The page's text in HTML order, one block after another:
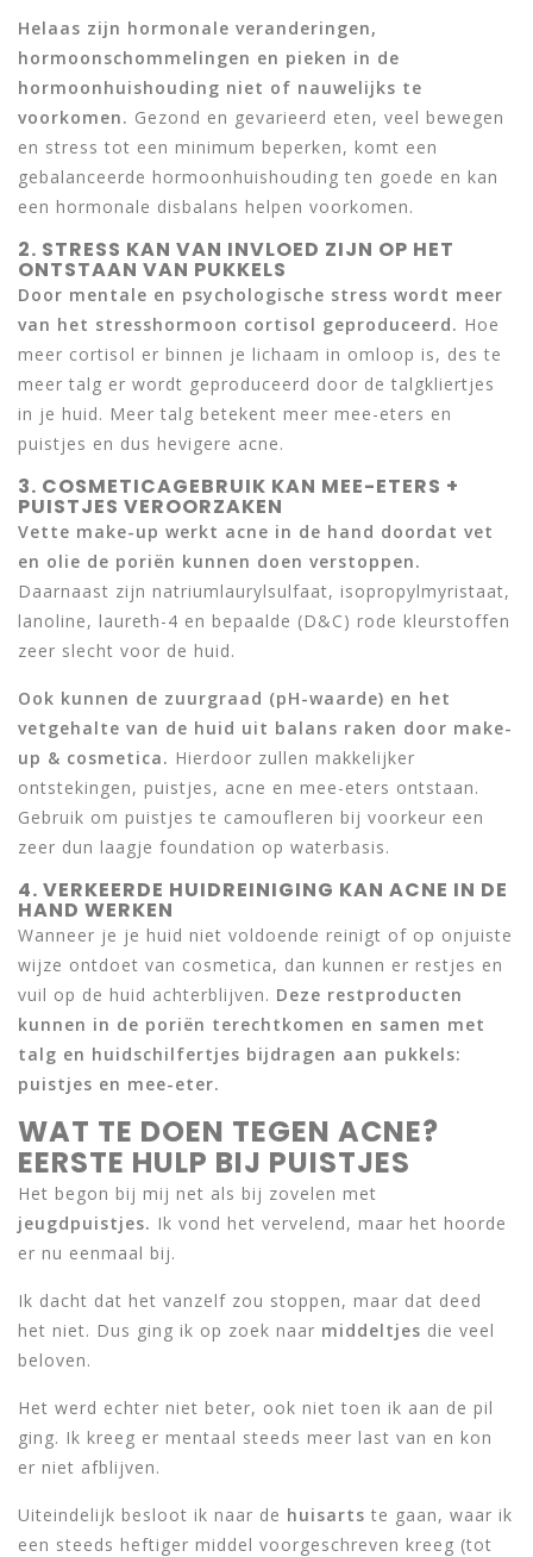
Helaas zijn hormonale veranderingen,
hormoonschommelingen en pieken in de
hormoonhuishouding niet of nauwelijks te
voorkomen. Gezond en gevarieerd eten, veel bewegen
en stress tot een minimum beperken, komt een
gebalanceerde hormoonhuishouding ten goede en kan
een hormonale disbalans helpen voorkomen.
2. STRESS KAN VAN INVLOED ZIJN OP HET
ONTSTAAN VAN PUKKELS
Door mentale en psychologische stress wordt meer
van het stresshormoon cortisol geproduceerd. Hoe
meer cortisol er binnen je lichaam in omloop is, des te
meer talg er wordt geproduceerd door de talgkliertjes
in je huid. Meer talg betekent meer mee-eters en
puistjes en dus hevigere acne.
3. COSMETICAGEBRUIK KAN MEE-ETERS +
PUISTJES VEROORZAKEN
Vette make-up werkt acne in de hand doordat vet
en olie de poriën kunnen doen verstoppen.
Daarnaast zijn natriumlaurylsulfaat, isopropylmyristaat,
lanoline, laureth-4 en bepaalde (D&C) rode kleurstoffen
zeer slecht voor de huid.
Ook kunnen de zuurgraad (pH-waarde) en het
vetgehalte van de huid uit balans raken door make-
up & cosmetica. Hierdoor zullen makkelijker
ontstekingen, puistjes, acne en mee-eters ontstaan.
Gebruik om puistjes te camoufleren bij voorkeur een
zeer dun laagje foundation op waterbasis.
4. VERKEERDE HUIDREINIGING KAN ACNE IN DE
HAND WERKEN
Wanneer je je huid niet voldoende reinigt of op onjuiste
wijze ontdoet van cosmetica, dan kunnen er restjes en
vuil op de huid achterblijven. Deze restproducten
kunnen in de poriën terechtkomen en samen met
talg en huidschilfertjes bijdragen aan pukkels:
puistjes en mee-eter.
WAT TE DOEN TEGEN ACNE?
EERSTE HULP BIJ PUISTJES
Het begon bij mij net als bij zovelen met
jeugdpuistjes. Ik vond het vervelend, maar het hoorde
er nu eenmaal bij.
Ik dacht dat het vanzelf zou stoppen, maar dat deed
het niet. Dus ging ik op zoek naar middeltjes die veel
beloven.
Het werd echter niet beter, ook niet toen ik aan de pil
ging. Ik kreeg er mentaal steeds meer last van en kon
er niet afblijven.
Uiteindelijk besloot ik naar de huisarts te gaan, waar ik
een steeds heftiger middel voorgeschreven kreeg (tot